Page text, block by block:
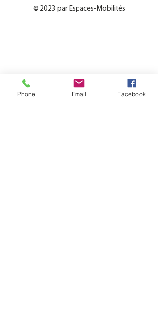
© 2023 par Espaces-Mobilités
Phone Email Facebook